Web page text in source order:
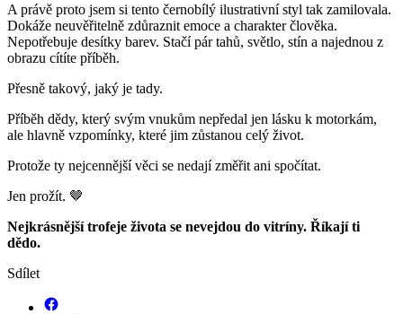
A právě proto jsem si tento černobílý ilustrativní styl tak zamilovala.
Dokáže neuvěřitelně zdůraznit emoce a charakter člověka.
Nepotřebuje desítky barev. Stačí pár tahů, světlo, stín a najednou z
obrazu cítíte příběh.
Přesně takový, jaký je tady.
Příběh dědy, který svým vnukům nepředal jen lásku k motorkám,
ale hlavně vzpomínky, které jim zůstanou celý život.
Protože ty nejcennější věci se nedají změřit ani spočítat.
Jen prožít. 🤎
Nejkrásnější trofeje života se nevejdou do vitríny. Říkají ti
dědo.
Sdílet